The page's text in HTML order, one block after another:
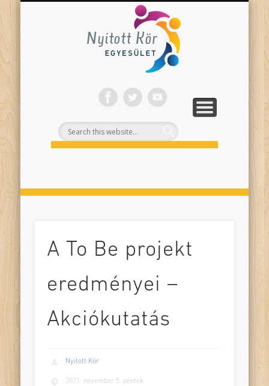
SZÍNHÁZI NEVELÉS
ONLINE PROGRAMJAINK
FELNŐTTEKNEK
PROJEKTEK
RÓLUNK
TÁMOGASS!
A To Be projekt
eredményei –
Akciókutatás
Nyitott Kör
2021. november 5. péntek